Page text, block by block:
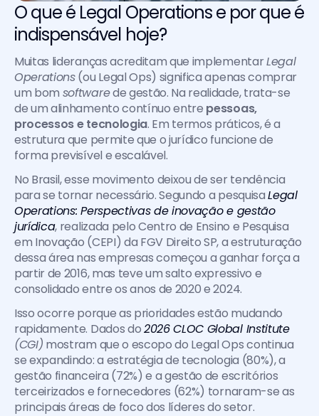
O que é Legal Operations e por que é
indispensável hoje?
Muitas lideranças acreditam que implementar Legal
Operations (ou Legal Ops) significa apenas comprar
um bom software de gestão. Na realidade, trata-se
de um alinhamento contínuo entre pessoas,
processos e tecnologia. Em termos práticos, é a
estrutura que permite que o jurídico funcione de
forma previsível e escalável.
No Brasil, esse movimento deixou de ser tendência
para se tornar necessário. Segundo a pesquisa Legal
Operations: Perspectivas de inovação e gestão
jurídica, realizada pelo Centro de Ensino e Pesquisa
em Inovação (CEPI) da FGV Direito SP, a estruturação
dessa área nas empresas começou a ganhar força a
partir de 2016, mas teve um salto expressivo e
consolidado entre os anos de 2020 e 2024.
Isso ocorre porque as prioridades estão mudando
rapidamente. Dados do
2026 CLOC Global Institute
(CGI) mostram que o escopo do Legal Ops continua
se expandindo: a estratégia de tecnologia (80%), a
gestão financeira (72%) e a gestão de escritórios
terceirizados e fornecedores (62%) tornaram-se as
principais áreas de foco dos líderes do setor.